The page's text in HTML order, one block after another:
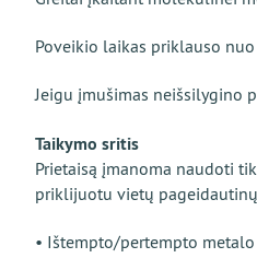
Poveikio laikas priklauso
Jeigu įmušimas neišsilygino
Taikymo sritis
Prietaisą įmanoma naudoti tik
priklijuotu vietų
• Ištempto/pertempto